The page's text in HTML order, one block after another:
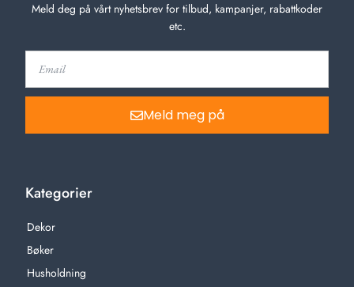
Meld deg på vårt nyhetsbrev for tilbud, kampanjer, rabattkoder
etc.
Meld meg på
Kategorier
Dekor
Bøker
Husholdning